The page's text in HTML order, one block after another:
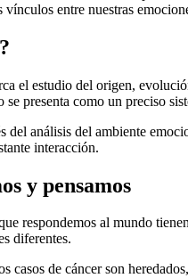
entre nuestras
el estudio del origen,
se presenta como un preciso
análisis del ambiente
interacción.
y pensamos
respondemos al mundo
diferentes.
casos de cáncer son